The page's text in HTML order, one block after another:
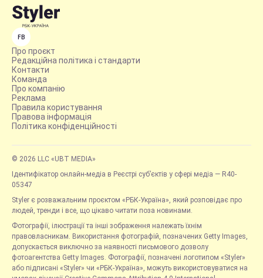
FB
Про проєкт
Редакційна політика і стандарти
Контакти
Команда
Про компанію
Реклама
Правила користування
Правова інформація
Політика конфіденційності
© 2026 LLC «UBT MEDIA»
Ідентифікатор онлайн-медіа в Реєстрі суб’єктів у сфері медіа — R40-
05347
Styler є розважальним проєктом «РБК-Україна», який розповідає про
людей, тренди і все, що цікаво читати поза новинами.
Фотографії, ілюстрації та інші зображення належать їхнім
правовласникам. Використання фотографій, позначених Getty Images,
допускається виключно за наявності письмового дозволу
фотоагентства Getty Images. Фотографії, позначені логотипом «Styler»
або підписані «Styler» чи «РБК-Україна», можуть використовуватися на